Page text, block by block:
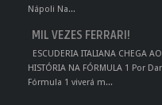
Nápoli Na...
MIL VEZES FERRARI!
ESCUDERIA ITALIANA CHEGA
HISTÓRIA NA FÓRMULA 1 Por
Fórmula 1 viverá m...